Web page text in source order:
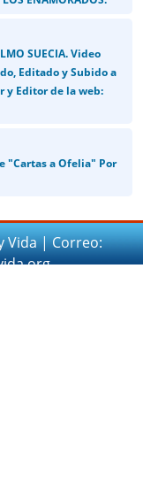
SUECIA. Video
Editado y Subido a
y Editor de la web:
"Cartas a Ofelia" Por
Vida | Correo: